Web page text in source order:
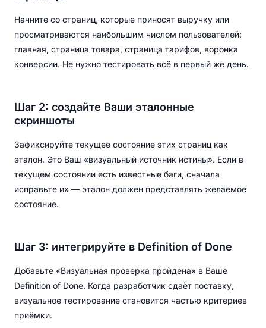
Начните со страниц, которые приносят выручку или
просматриваются наибольшим числом пользователей:
главная, страница товара, страница тарифов, воронка
конверсии. Не нужно тестировать всё в первый же день.
Шаг 2: создайте Ваши эталонные
скриншоты
Зафиксируйте текущее состояние этих страниц как
эталон. Это Ваш «визуальный источник истины». Если в
текущем состоянии есть известные баги, сначала
исправьте их — эталон должен представлять желаемое
состояние.
Шаг 3: интегрируйте в Definition of Done
Добавьте «Визуальная проверка пройдена» в Ваше
Definition of Done. Когда разработчик сдаёт поставку,
визуальное тестирование становится частью критериев
приёмки.